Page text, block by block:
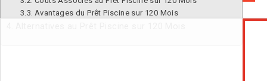
Avantages du Prêt Piscine sur 120 Mois